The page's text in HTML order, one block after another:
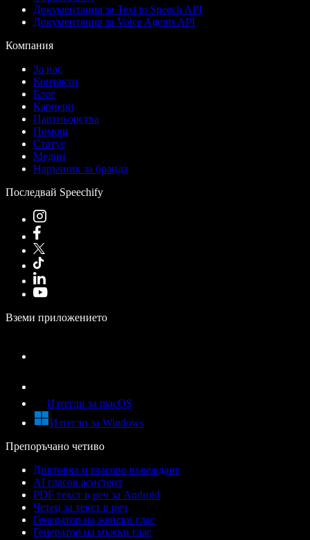
Документация за Text to Speech API
Документация за Voice Agents API
Компания
За нас
Контакти
Блог
Кариери
Партньорства
Помощ
Статус
Медии
Наръчник за бранда
Последвай Speechify
Вземи приложението
Изтегли за macOS
Изтегли за Windows
Препоръчано четиво
Диктовка и гласово въвеждане
AI гласов асистент
PDF текст в реч за Android
Четец за текст в реч
Генератор на женски глас
Генератор на мъжки глас